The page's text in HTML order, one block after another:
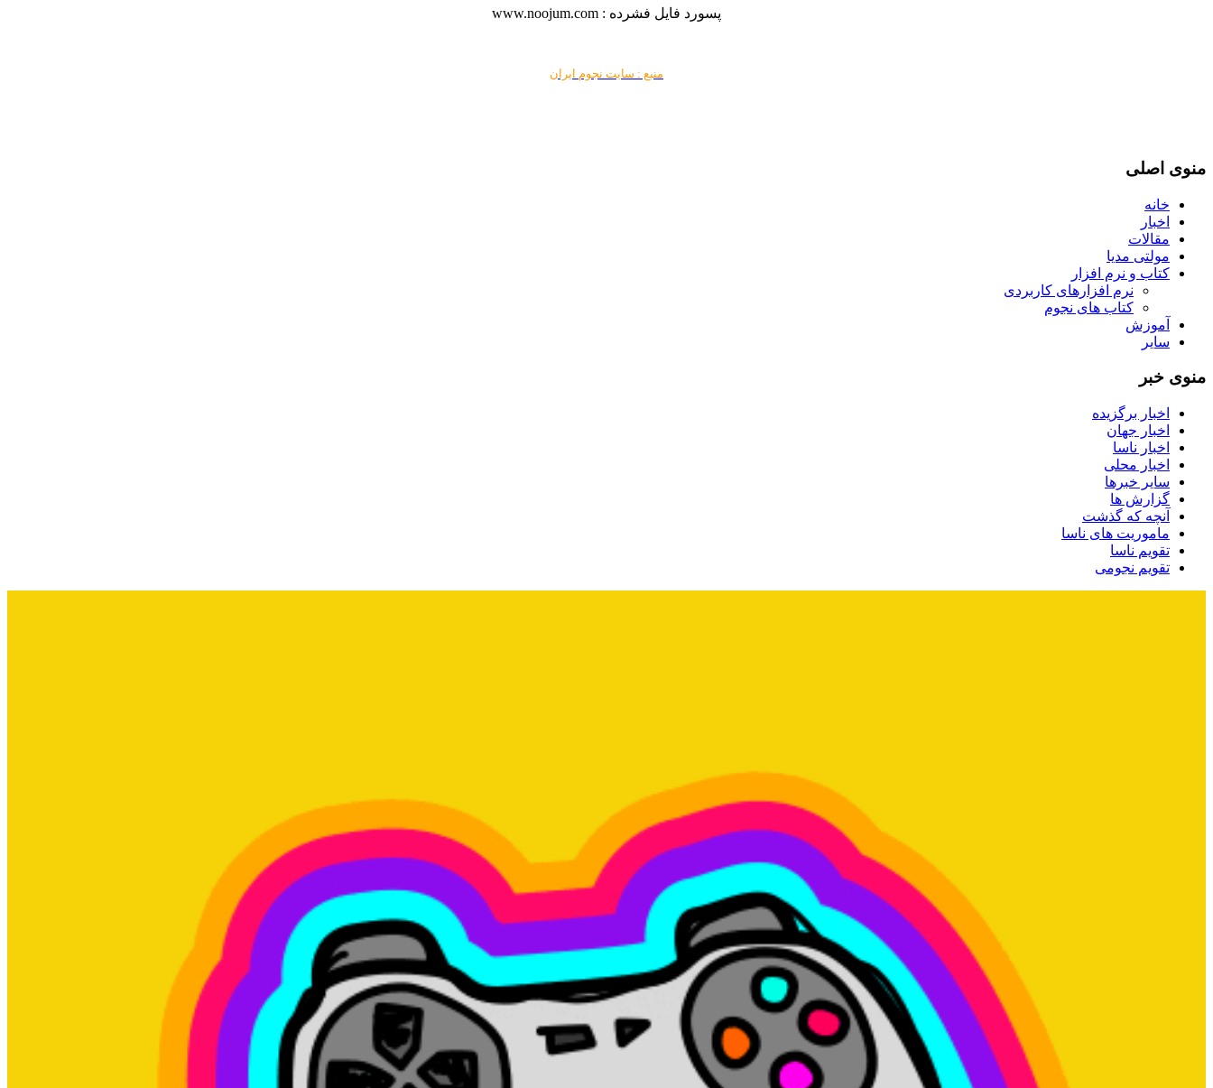
پسورد فایل فشرده : www.noojum.com
منبع : سایت نجوم ایران
منوی اصلی
خانه
اخبار
مقالات
مولتی مدیا
کتاب و نرم افزار
نرم افزارهای کاربردی
کتاب های نجوم
آموزش
سایر
منوی خبر
اخبار برگزیده
اخبار جهان
اخبار ناسا
اخبار محلی
سایر خبرها
گزارش ها
آنچه که گذشت
ماموریت های ناسا
تقویم ناسا
تقویم نجومی